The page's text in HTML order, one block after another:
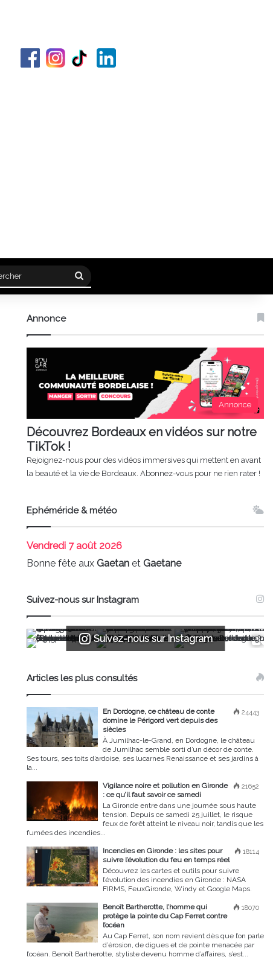
Rechercher
Annonce
Annonce
Découvrez Bordeaux en vidéos sur notre
TikTok !
Rejoignez-nous pour des vidéos immersives qui mettent en avant
la beauté et la vie de Bordeaux. Abonnez-vous pour ne rien rater !
Ephéméride & météo
Vendredi 7 août 2026
Bonne fête auxGaetan etGaetane
Suivez-nous sur Instagram
Suivez-nous sur Instagram
Articles les plus consultés
24443
En Dordogne, ce château de conte
domine le Périgord vert depuis des
siècles
À Jumilhac-le-Grand, en Dordogne, le château
de Jumilhac semble sorti d’un décor de conte.
Ses tours, ses toits d’ardoise, ses lucarnes Renaissance et ses jardins à
la...
21652
Vigilance noire et pollution en Gironde
: ce qu’il faut savoir ce samedi
La Gironde entre dans une journée sous haute
tension. Depuis ce samedi 25 juillet, le risque
feux de forêt atteint le niveau noir, tandis que les
fumées des incendies...
18114
Incendies en Gironde : les sites pour
suivre l’évolution du feu en temps réel
Découvrez les cartes et outils pour suivre
l’évolution des incendies en Gironde : NASA
FIRMS, FeuxGironde, Windy et Google Maps.
18070
Benoît Bartherotte, l’homme qui
protège la pointe du Cap Ferret contre
l’océan
Au Cap Ferret, son nom revient dès que l’on parle
d’érosion, de digues et de pointe menacée par
l’océan. Benoît Bartherotte, styliste devenu homme d’affaires, s’est...